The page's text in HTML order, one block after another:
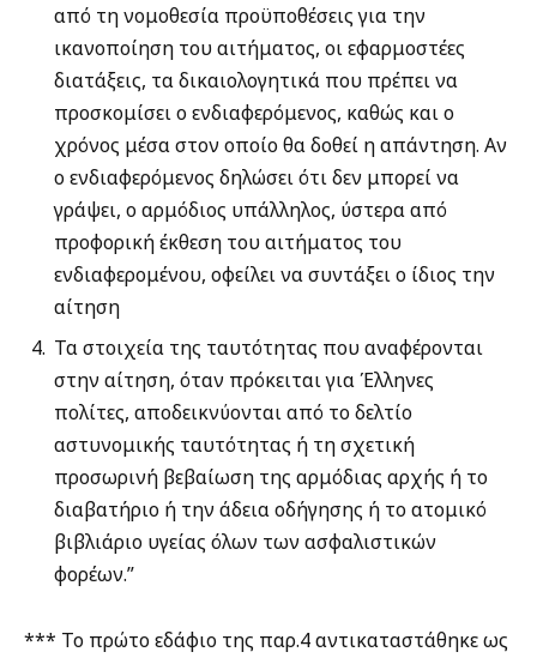
από τη νομοθεσία προϋποθέσεις για την
ικανοποίηση του αιτήματος, οι εφαρμοστέες
διατάξεις, τα δικαιολογητικά που πρέπει να
προσκομίσει ο ενδιαφερόμενος, καθώς και ο
χρόνος μέσα στον οποίο θα δοθεί η απάντηση. Αν
ο ενδιαφερόμενος δηλώσει ότι δεν μπορεί να
γράψει, ο αρμόδιος υπάλληλος, ύστερα από
προφορική έκθεση του αιτήματος του
ενδιαφερομένου, οφείλει να συντάξει ο ίδιος την
αίτηση
Τα στοιχεία της ταυτότητας που αναφέρονται
στην αίτηση, όταν πρόκειται για Έλληνες
πολίτες, αποδεικνύονται από το δελτίο
αστυνομικής ταυτότητας ή τη σχετική
προσωρινή βεβαίωση της αρμόδιας αρχής ή το
διαβατήριο ή την άδεια οδήγησης ή το ατομικό
βιβλιάριο υγείας όλων των ασφαλιστικών
φορέων.”
*** Το πρώτο εδάφιο της παρ.4 αντικαταστάθηκε ως